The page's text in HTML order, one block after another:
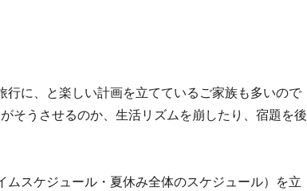
に、と楽しい計画を立てているご家族も多いので
そうさせるのか、生活リズムを崩したり、宿題を後
スケジュール・夏休み全体のスケジュール）を立